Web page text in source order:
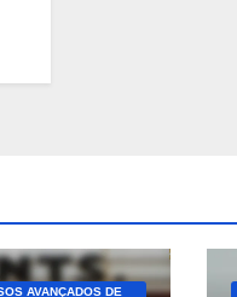
AVANÇADOS DE